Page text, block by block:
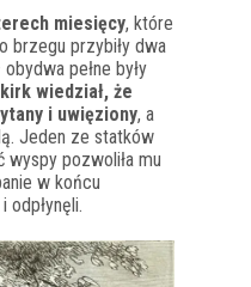
miesięcy, które
brzegu przybiły dwa
pełne były
wiedział, że
i uwięziony, a
Jeden ze statków
wyspy pozwoliła mu
w końcu
odpłynęli.